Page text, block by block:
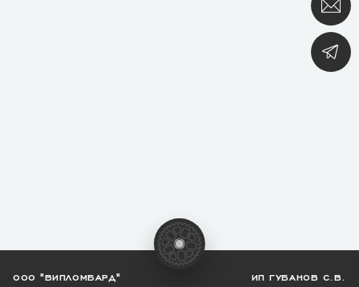
ООО "ВИПЛОМБАРД" ИП ГУБАНОВ С.В.